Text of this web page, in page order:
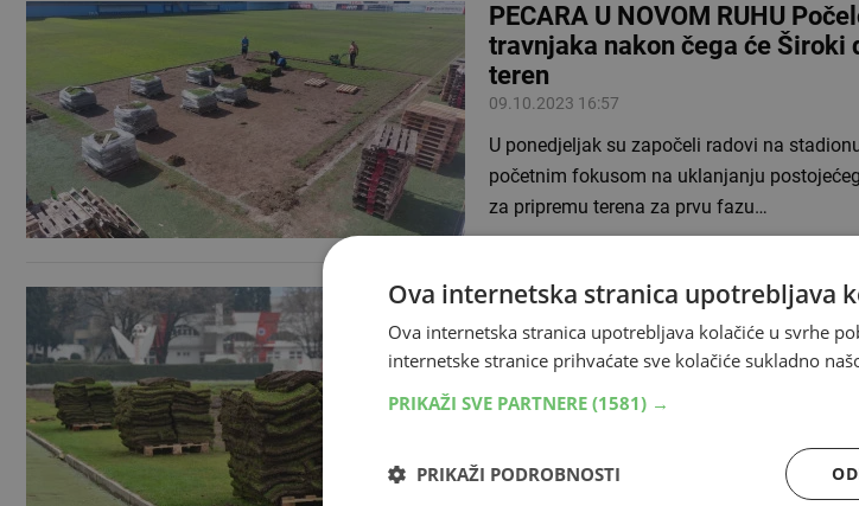
PECARA U NOVOM RUHU
travnjaka nakon čega će Široki
teren
09.10.2023 16:57
U ponedjeljak su započeli radovi na
početnim fokusom na uklanjanju
za pripremu terena za prvu fazu…
PROBIJENI ROKOVI Je li
kada će Plemići igrati u
13.04.2023 19:04
U okviru 26. kola Premijer lige Bosne i
obzirom na to da…
Ova internetska stranica upotrebljava
Ova internetska stranica upotrebljava kolačiće u svrhe
internetske stranice prihvaćate sve kolačiće sukladno
PRIKAŽI SVE PARTNERE (1581) →
PRIKAŽI PODROBNOSTI